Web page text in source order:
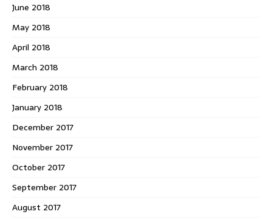
June 2018
May 2018
April 2018
March 2018
February 2018
January 2018
December 2017
November 2017
October 2017
September 2017
August 2017